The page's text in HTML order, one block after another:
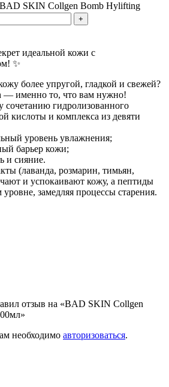
BAD SKIN Collgen Bomb Hylifting
идеальной кожи с
✨
более упругой, гладкой и свежей?
— именно то, что вам нужно!
сочетанию гидролизованного
кислоты и комплекса из девяти
уровень увлажнения;
барьер кожи;
и сияние.
(лаванда, розмарин, тимьян,
и успокаивают кожу, а пептиды
замедляя процессы старения.
отзыв на «BAD SKIN Collgen
необходимо авторизоваться.